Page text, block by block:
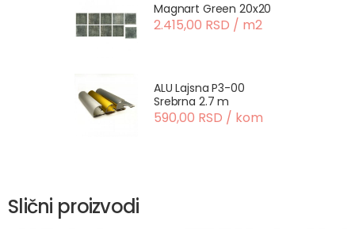
Magnart Green 20x20
2.415,00 RSD / m2
ALU Lajsna P3-00
Srebrna 2.7 m
590,00 RSD / kom
Slični proizvodi